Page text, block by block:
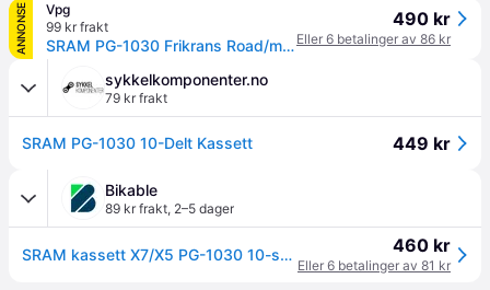
ANNONSE
Vpg
99 kr frakt
SRAM PG-1030 Frikrans Road/mtb frikrans, 10-delt, 11-36T
490 kr
Eller 6 betalinger av 86 kr
sykkelkomponenter.no
79 kr frakt
SRAM PG-1030 10-Delt Kassett 449 kr
Bikable
89 kr frakt, 2–5 dager
SRAM kassett X7/X5 PG-1030 10-speed 11-36 460 kr
Eller 6 betalinger av 81 kr